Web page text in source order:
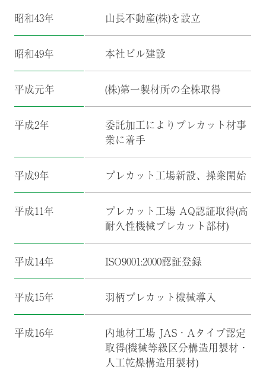
昭和43年 山長不動産(株)を設立
昭和49年 本社ビル建設
平成元年 (株)第一製材所の全株取得
平成2年
委託加工によりプレカット材事
業に着手
平成9年 プレカット工場新設、操業開始
平成11年
プレカット工場 AQ認証取得(高
耐久性機械プレカット部材)
平成14年 ISO9001:2000認証登録
平成15年 羽柄プレカット機械導入
平成16年
内地材工場 JAS・Aタイプ認定
取得(機械等級区分構造用製材・
人工乾燥構造用製材)